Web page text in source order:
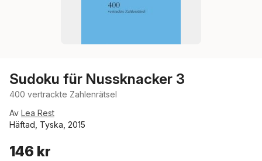
Sudoku für Nussknacker 3
400 vertrackte Zahlenrätsel
Av Lea Rest
Häftad, Tyska, 2015
146 kr